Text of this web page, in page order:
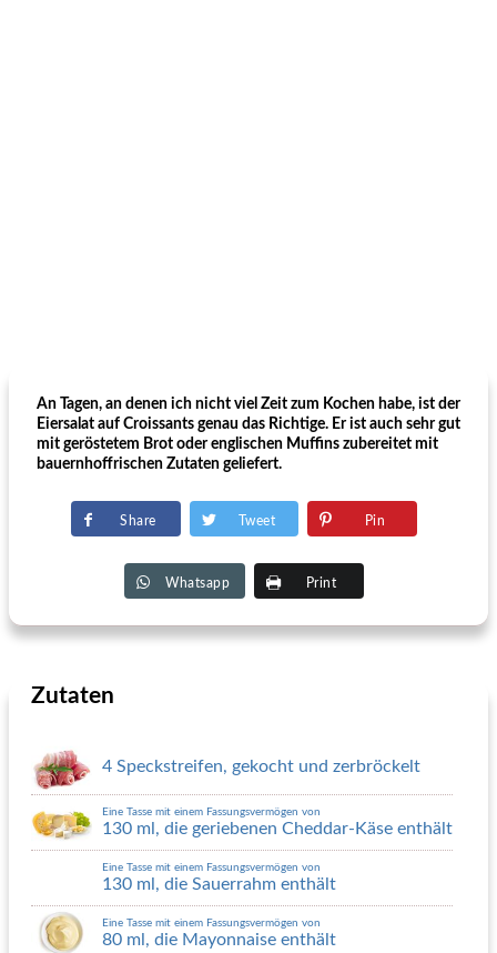
An Tagen, an denen ich nicht viel Zeit zum Kochen habe, ist der
Eiersalat auf Croissants genau das Richtige. Er ist auch sehr gut
mit geröstetem Brot oder englischen Muffins zubereitet mit
bauernhoffrischen Zutaten geliefert.
Share Tweet Pin
Whatsapp Print
Zutaten
4 Speckstreifen, gekocht und zerbröckelt
Eine Tasse mit einem Fassungsvermögen von
130 ml, die geriebenen Cheddar-Käse enthält
Eine Tasse mit einem Fassungsvermögen von
130 ml, die Sauerrahm enthält
Eine Tasse mit einem Fassungsvermögen von
80 ml, die Mayonnaise enthält